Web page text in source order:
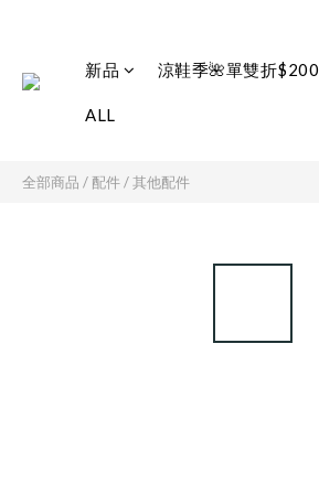
新品 涼鞋季🌺單雙折$200
ALL
全部商品 / 配件/其他配件